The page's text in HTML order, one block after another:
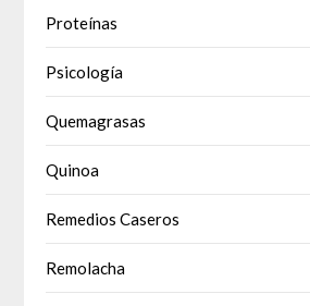
Proteínas
Psicología
Quemagrasas
Quinoa
Remedios Caseros
Remolacha